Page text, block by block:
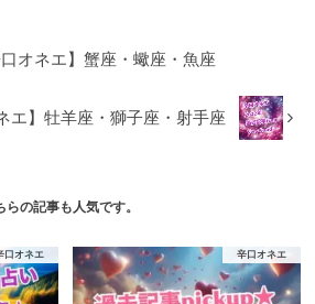
オネエ】蟹座・蠍座・魚座
エ】牡羊座・獅子座・射手座
らの記事も人気です。
口オネエ 辛口オネエ